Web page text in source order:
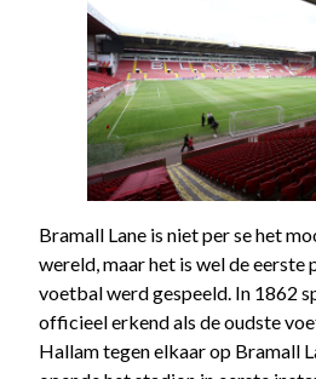
Bramall Lane is niet per se het
wereld, maar het is wel de eerste
voetbal werd gespeeld. In 1862
officieel erkend als de oudste
Hallam tegen elkaar op Bramall